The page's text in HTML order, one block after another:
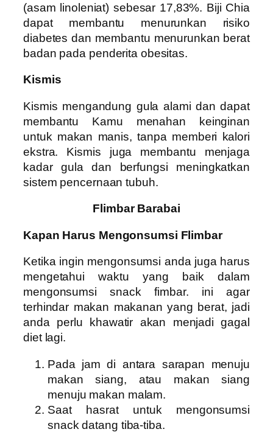
(asam linoleniat) sebesar 17,83%. Biji Chia
dapat membantu menurunkan risiko
diabetes dan membantu menurunkan berat
badan pada penderita obesitas.
Kismis
Kismis mengandung gula alami dan dapat
membantu Kamu menahan keinginan
untuk makan manis, tanpa memberi kalori
ekstra. Kismis juga membantu menjaga
kadar gula dan berfungsi meningkatkan
sistem pencernaan tubuh.
Flimbar Barabai
Kapan Harus Mengonsumsi Flimbar
Ketika ingin mengonsumsi anda juga harus
mengetahui waktu yang baik dalam
mengonsumsi snack fimbar. ini agar
terhindar makan makanan yang berat, jadi
anda perlu khawatir akan menjadi gagal
diet lagi.
Pada jam di antara sarapan menuju
makan siang, atau makan siang
menuju makan malam.
Saat hasrat untuk mengonsumsi
snack datang tiba-tiba.